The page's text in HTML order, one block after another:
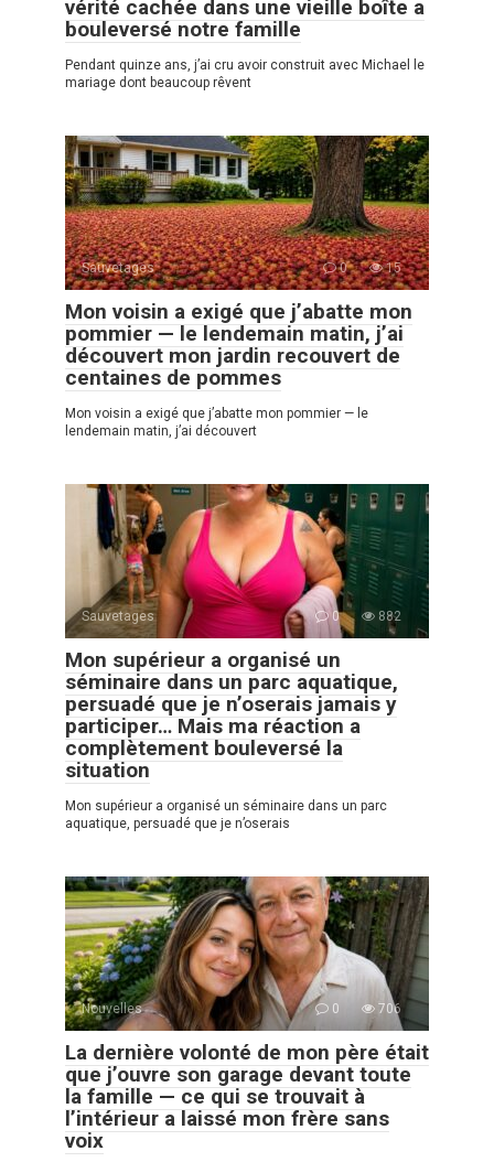
vérité cachée dans une vieille boîte a
bouleversé notre famille
Pendant quinze ans, j’ai cru avoir construit avec Michael le
mariage dont beaucoup rêvent
Sauvetages 0 15
Mon voisin a exigé que j’abatte mon
pommier — le lendemain matin, j’ai
découvert mon jardin recouvert de
centaines de pommes
Mon voisin a exigé que j’abatte mon pommier — le
lendemain matin, j’ai découvert
Sauvetages 0 882
Mon supérieur a organisé un
séminaire dans un parc aquatique,
persuadé que je n’oserais jamais y
participer… Mais ma réaction a
complètement bouleversé la
situation
Mon supérieur a organisé un séminaire dans un parc
aquatique, persuadé que je n’oserais
Nouvelles 0 706
La dernière volonté de mon père était
que j’ouvre son garage devant toute
la famille — ce qui se trouvait à
l’intérieur a laissé mon frère sans
voix